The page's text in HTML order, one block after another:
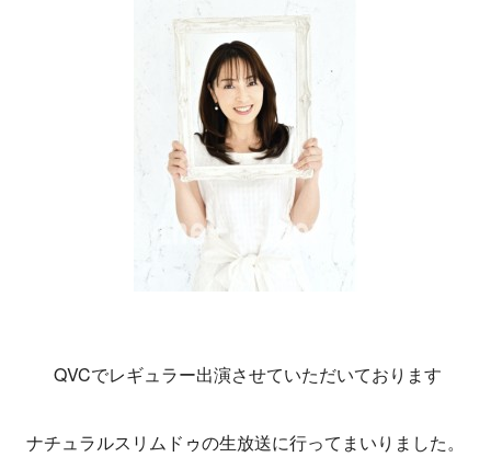
QVCでレギュラー出演させていただいております
ナチュラルスリムドゥの生放送に行ってまいりました。